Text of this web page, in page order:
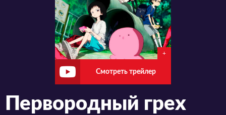
+
Смотреть трейлер
Первородный грех